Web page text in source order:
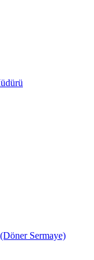
Sermaye)